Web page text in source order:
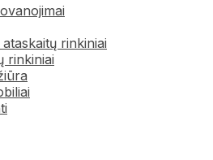
rinkiniai
rinkiniai